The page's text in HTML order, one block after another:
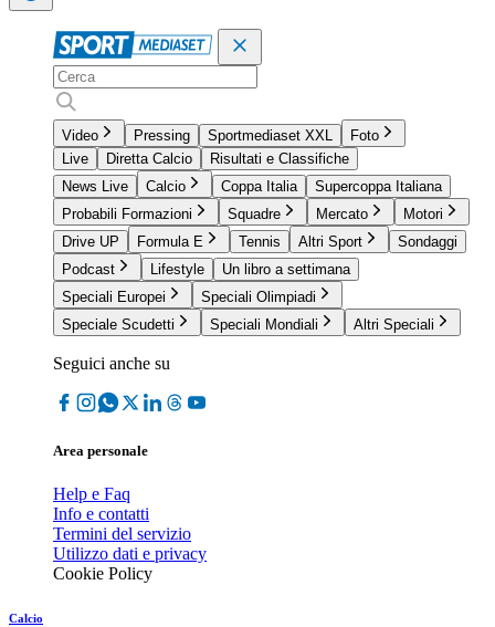
Video Pressing Sportmediaset XXL
Foto
Live
Diretta Calcio
Risultati e Classifiche
News Live
Calcio Coppa Italia
Supercoppa Italiana
Probabili Formazioni
Squadre Mercato
Motori
Drive UP
Formula E Tennis Altri Sport
Sondaggi
Podcast
Lifestyle
Un libro a settimana
Speciali Europei
Speciali Olimpiadi
Speciale Scudetti
Speciali Mondiali Altri Speciali
Seguici anche su
Area personale
Help e Faq
Info e contatti
Termini del servizio
Utilizzo dati e privacy
Cookie Policy
Calcio